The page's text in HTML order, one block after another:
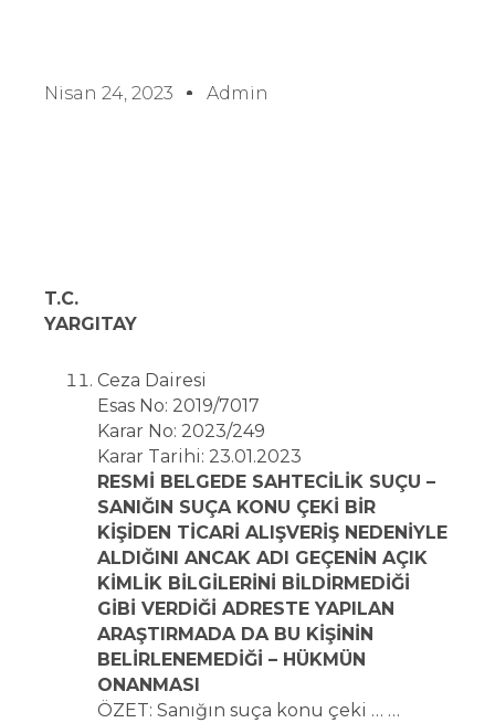
Nisan 24, 2023 Admin
T.C.
YARGITAY
Ceza Dairesi
Esas No: 2019/7017
Karar No: 2023/249
Karar Tarihi: 23.01.2023
RESMİ BELGEDE SAHTECİLİK SUÇU –
SANIĞIN SUÇA KONU ÇEKİ BİR
KİŞİDEN TİCARİ ALIŞVERİŞ NEDENİYLE
ALDIĞINI ANCAK ADI GEÇENİN AÇIK
KİMLİK BİLGİLERİNİ BİLDİRMEDİĞİ
GİBİ VERDİĞİ ADRESTE YAPILAN
ARAŞTIRMADA DA BU KİŞİNİN
BELİRLENEMEDİĞİ – HÜKMÜN
ONANMASI
ÖZET: Sanığın suça konu çeki … …